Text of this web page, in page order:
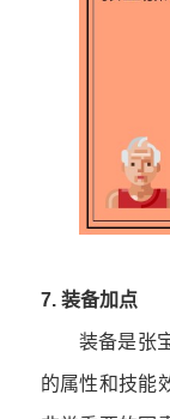
7. 装备加点
装备是张
的属性和技能